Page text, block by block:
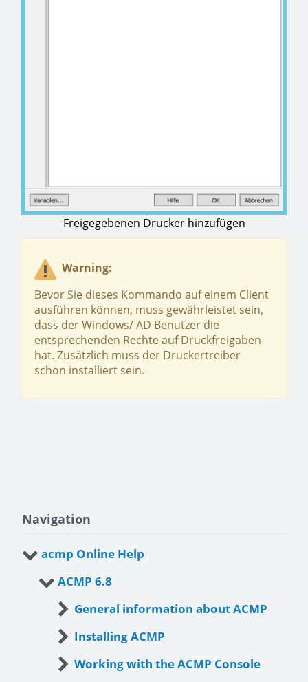
Freigegebenen Drucker hinzufügen
Warning:
Bevor Sie dieses Kommando auf einem Client
ausführen können, muss gewährleistet sein,
dass der Windows/ AD Benutzer die
entsprechenden Rechte auf Druckfreigaben
hat. Zusätzlich muss der Druckertreiber
schon installiert sein.
Navigation
acmp Online Help
ACMP 6.8
General information about ACMP
Installing ACMP
Working with the ACMP Console